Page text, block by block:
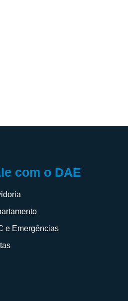
com o DAE
e Emergências